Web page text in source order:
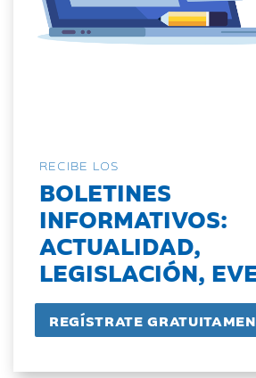
RECIBE LOS
BOLETINES
INFORMATIVOS:
ACTUALIDAD,
LEGISLACIÓN,